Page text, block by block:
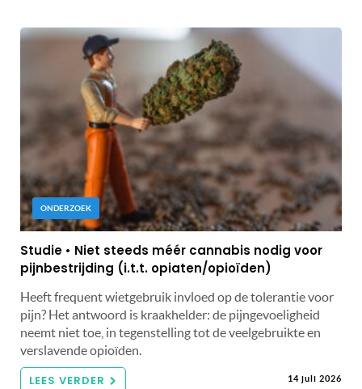
ONDERZOEK
Studie • Niet steeds méér cannabis nodig voor
pijnbestrijding (i.t.t. opiaten/opioïden)
Heeft frequent wietgebruik invloed op de tolerantie voor
pijn? Het antwoord is kraakhelder: de pijngevoeligheid
neemt niet toe, in tegenstelling tot de veelgebruikte en
verslavende opioïden.
LEES VERDER 14 juli 2026